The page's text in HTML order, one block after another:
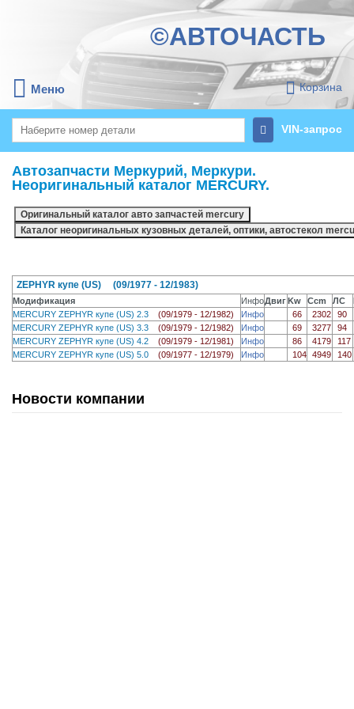
©АВТОЧАСТЬ
Меню Корзина
VIN-запрос
Автозапчасти Меркурий, Меркури.
Неоригинальный каталог MERCURY.
ZEPHYR купе (US) (09/1977 - 12/1983)
Модификация ИнфоДвигKw Ccm ЛС
MERCURY ZEPHYR купе (US) 2.3 (09/1979 - 12/1982) Инфо 66 2302 90
MERCURY ZEPHYR купе (US) 3.3 (09/1979 - 12/1982) Инфо 69 3277 94
MERCURY ZEPHYR купе (US) 4.2 (09/1979 - 12/1981) Инфо 86 4179 117
MERCURY ZEPHYR купе (US) 5.0 (09/1977 - 12/1979) Инфо 104 4949 140
Новости компании